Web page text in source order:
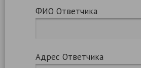
ФИО Ответчика
Адрес Ответчика